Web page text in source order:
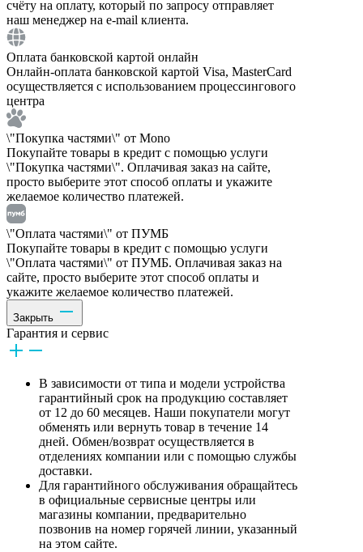
счёту на оплату, который по запросу отправляет
наш менеджер на e-mail клиента.
Оплата банковской картой онлайн
Онлайн-оплата банковской картой Visa, MasterCard
осуществляется с использованием процессингового
центра
\"Покупка частями\" от Mono
Покупайте товары в кредит с помощью услуги
\"Покупка частями\". Оплачивая заказ на сайте,
просто выберите этот способ оплаты и укажите
желаемое количество платежей.
\"Оплата частями\" от ПУМБ
Покупайте товары в кредит с помощью услуги
\"Оплата частями\" от ПУМБ. Оплачивая заказ на
сайте, просто выберите этот способ оплаты и
укажите желаемое количество платежей.
Закрыть
Гарантия и сервис
В зависимости от типа и модели устройства
гарантийный срок на продукцию составляет
от 12 до 60 месяцев. Наши покупатели могут
обменять или вернуть товар в течение 14
дней. Обмен/возврат осуществляется в
отделениях компании или с помощью службы
доставки.
Для гарантийного обслуживания обращайтесь
в официальные сервисные центры или
магазины компании, предварительно
позвонив на номер горячей линии, указанный
на этом сайте.